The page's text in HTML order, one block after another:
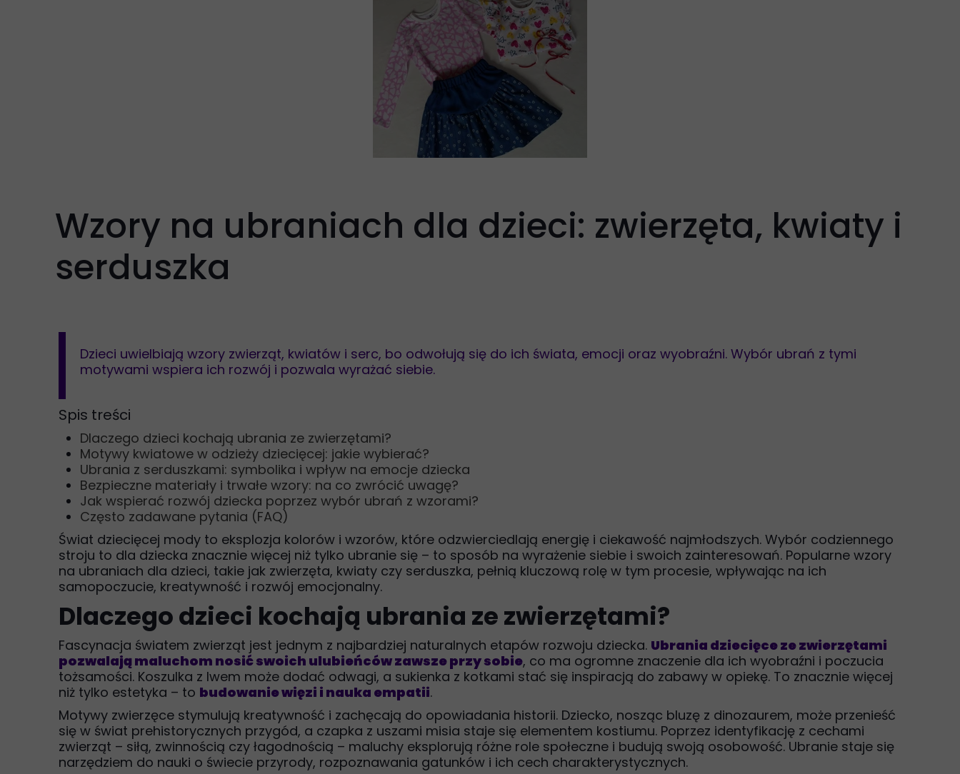
Wzory na ubraniach dla dzieci: zwierzęta, kwiaty i
serduszka
Dzieci uwielbiają wzory zwierząt, kwiatów i serc, bo odwołują się do ich świata, emocji oraz wyobraźni. Wybór ubrań z tymi
motywami wspiera ich rozwój i pozwala wyrażać siebie.
Spis treści
Dlaczego dzieci kochają ubrania ze zwierzętami?
Motywy kwiatowe w odzieży dziecięcej: jakie wybierać?
Ubrania z serduszkami: symbolika i wpływ na emocje dziecka
Bezpieczne materiały i trwałe wzory: na co zwrócić uwagę?
Jak wspierać rozwój dziecka poprzez wybór ubrań z wzorami?
Często zadawane pytania (FAQ)
Świat dziecięcej mody to eksplozja kolorów i wzorów, które odzwierciedlają energię i ciekawość najmłodszych. Wybór codziennego
stroju to dla dziecka znacznie więcej niż tylko ubranie się – to sposób na wyrażenie siebie i swoich zainteresowań. Popularne wzory
na ubraniach dla dzieci, takie jak zwierzęta, kwiaty czy serduszka, pełnią kluczową rolę w tym procesie, wpływając na ich
samopoczucie, kreatywność i rozwój emocjonalny.
Dlaczego dzieci kochają ubrania ze zwierzętami?
Fascynacja światem zwierząt jest jednym z najbardziej naturalnych etapów rozwoju dziecka. Ubrania dziecięce ze zwierzętami
pozwalają maluchom nosić swoich ulubieńców zawsze przy sobie, co ma ogromne znaczenie dla ich wyobraźni i poczucia
tożsamości. Koszulka z lwem może dodać odwagi, a sukienka z kotkami stać się inspiracją do zabawy w opiekę. To znacznie więcej
niż tylko estetyka – to budowanie więzi i nauka empatii.
Motywy zwierzęce stymulują kreatywność i zachęcają do opowiadania historii. Dziecko, nosząc bluzę z dinozaurem, może przenieść
się w świat prehistorycznych przygód, a czapka z uszami misia staje się elementem kostiumu. Poprzez identyfikację z cechami
zwierząt – siłą, zwinnością czy łagodnością – maluchy eksplorują różne role społeczne i budują swoją osobowość. Ubranie staje się
narzędziem do nauki o świecie przyrody, rozpoznawania gatunków i ich cech charakterystycznych.